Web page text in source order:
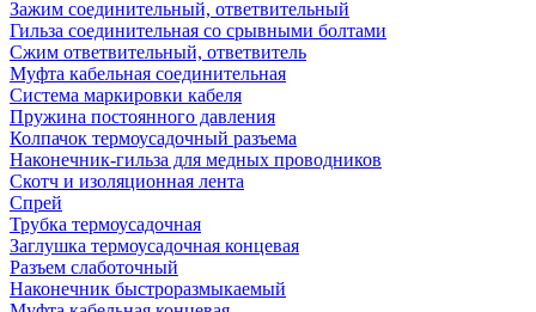
Зажим соединительный, ответвительный
Гильза соединительная со срывными болтами
Сжим ответвительный, ответвитель
Муфта кабельная соединительная
Система маркировки кабеля
Пружина постоянного давления
Колпачок термоусадочный разъема
Наконечник-гильза для медных проводников
Скотч и изоляционная лента
Спрей
Трубка термоусадочная
Заглушка термоусадочная концевая
Разъем слаботочный
Наконечник быстроразмыкаемый